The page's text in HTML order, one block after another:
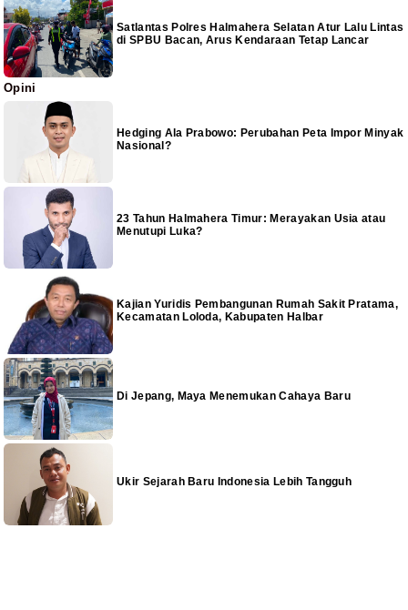
Satlantas Polres Halmahera Selatan Atur Lalu Lintas
di SPBU Bacan, Arus Kendaraan Tetap Lancar
Opini
Hedging Ala Prabowo: Perubahan Peta Impor Minyak
Nasional?
23 Tahun Halmahera Timur: Merayakan Usia atau
Menutupi Luka?
Kajian Yuridis Pembangunan Rumah Sakit Pratama,
Kecamatan Loloda, Kabupaten Halbar
Di Jepang, Maya Menemukan Cahaya Baru
Ukir Sejarah Baru Indonesia Lebih Tangguh